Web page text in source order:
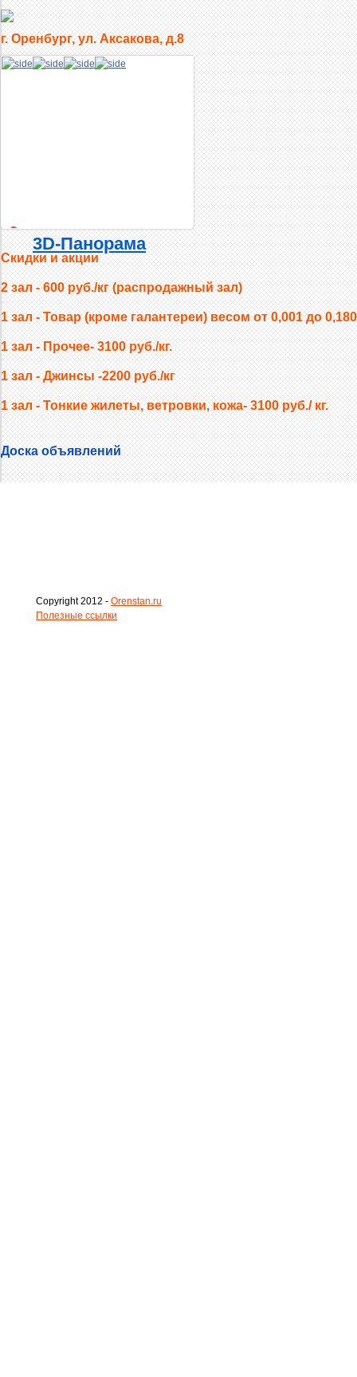
г. Оренбург, ул. Аксакова, д.8
2
3
4
3D-Панорама
Скидки и акции
2 зал - 600 руб./кг (распродажный зал)
1 зал - Товар (кроме галантереи) весом от 0,001 до 0,180
1 зал - Прочее- 3100 руб./кг.
1 зал - Джинсы -2200 руб./кг
1 зал - Тонкие жилеты, ветровки, кожа- 3100 руб./ кг.
Доска объявлений
Copyright 2012 - Orenstan.ru
Полезные ссылки